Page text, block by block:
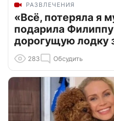
РАЗВЛЕЧЕНИЯ
«Всё, потеряла я
подарила
дорогущую лодку
283 Обсудить